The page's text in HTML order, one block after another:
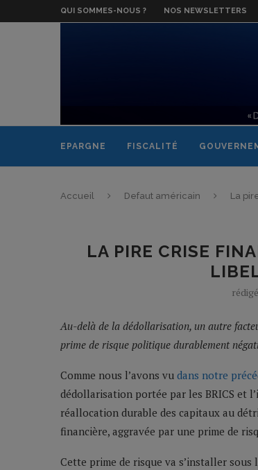
QUI SOMMES-NOUS ? NOS NEWSLETTERS
EPARGNE FISCALITÉ
Accueil Defaut américain La
LA PIRE CRISE
Au-delà de la dédollarisation, un autre
prime de risque politique durablement
Comme nous l’avons vu dans notre
dédollarisation portée par les BRICS et
réallocation durable des capitaux au
financière, aggravée par une prime de
Cette prime de risque va s’installer